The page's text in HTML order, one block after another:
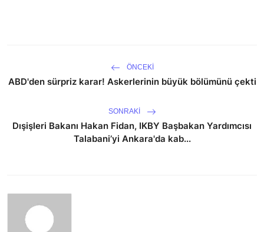
ÖNCEKI
ABD'den sürpriz karar! Askerlerinin büyük bölümünü çekti
SONRAKI
Dışişleri Bakanı Hakan Fidan, IKBY Başbakan Yardımcısı
Talabani’yi Ankara'da kab...